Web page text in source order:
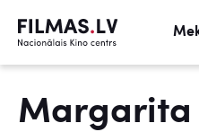
Margarita